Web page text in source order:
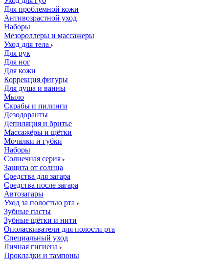
Для проблемной кожи
Антивозрастной уход
Наборы
Мезороллеры и массажеры
Уход для тела
Для рук
Для ног
Для кожи
Коррекция фигуры
Для душа и ванны
Мыло
Скрабы и пилинги
Дезодоранты
Депиляция и бритье
Массажёры и щётки
Мочалки и губки
Наборы
Солнечная серия
Защита от солнца
Средства для загара
Средства после загара
Автозагары
Уход за полостью рта
Зубные пасты
Зубные щётки и нити
Ополаскиватели для полости рта
Специальный уход
Личная гигиена
Прокладки и тампоны